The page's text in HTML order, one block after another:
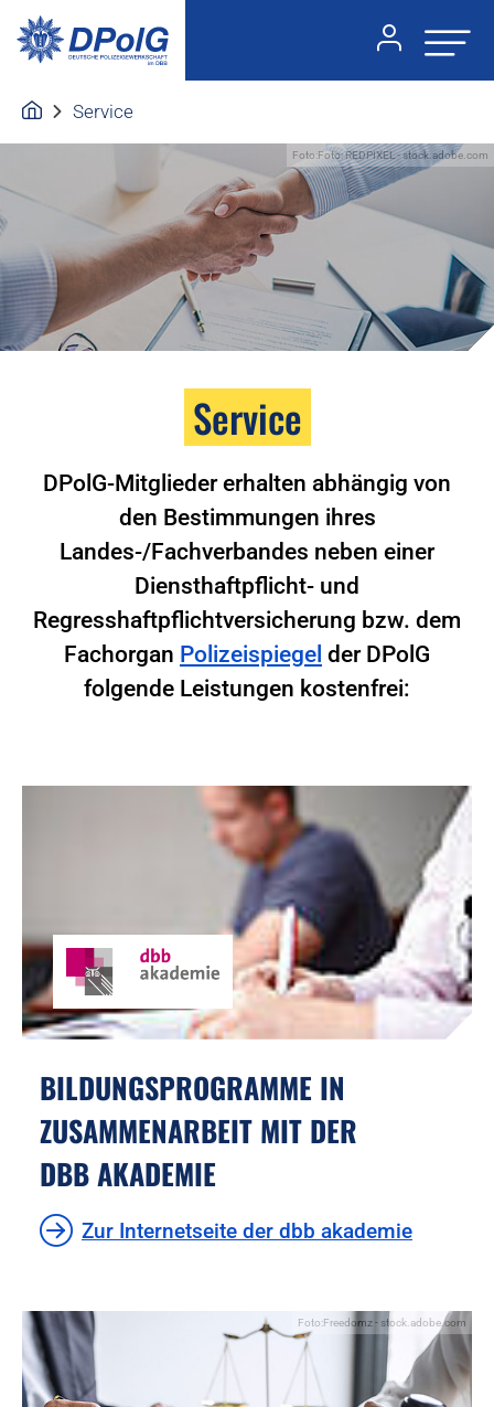
Service
Foto:Foto: REDPIXEL - stock.adobe.com
Service
DPolG-Mitglieder erhalten abhängig von
den Bestimmungen ihres
Landes-/Fachverbandes neben einer
Diensthaftpflicht- und
Regresshaftpflichtversicherung bzw. dem
Fachorgan Polizeispiegel der DPolG
folgende Leistungen kostenfrei:
BILDUNGSPROGRAMME IN
ZUSAMMENARBEIT MIT DER
DBB AKADEMIE
Zur Internetseite der dbb akademie
Foto:Freedomz - stock.adobe.com